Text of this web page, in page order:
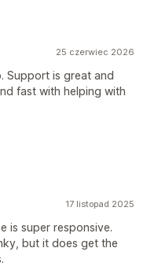
25 czerwiec 2026
Support is great and
fast with helping with
17 listopad 2025
is super responsive.
but it does get the